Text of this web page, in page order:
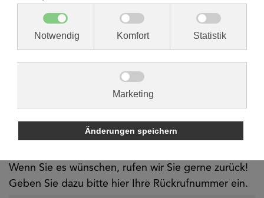
Wenn Sie es wünschen, rufen wir Sie gerne zurück!
Geben Sie dazu bitte hier Ihre Rückrufnummer ein.